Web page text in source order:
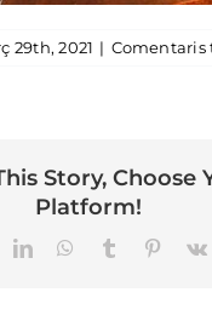
29th, 2021 | Comentaris
Story, Choose
Platform!
LinkedInWhatsApp
Tumblr